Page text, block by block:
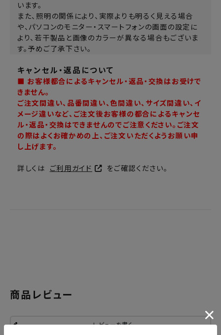
います。
また、照明の関係により、実際よりも明るく見える場合
や、パソコンのモニター・スマートフォンの画面の設定に
より、若干製品と画像のカラーが異なる場合もございま
す。予めご了承下さい。
キャンセル・返品について
■ お客様都合によるキャンセル・返品・交換はお受けで
きません。
ご注文間違い、品番間違い、色間違い、サイズ間違い、イ
メージ違いなど、ご注文後お客様の都合によるキャンセ
ル・返品・交換はできませんのでご注意ください。ご注文
の際はよくお確かめの上、ご注文いただくようお願い申
し上げます。
詳しくは ご利用ガイド をご確認ください。
商品レビュー
レビューを書く